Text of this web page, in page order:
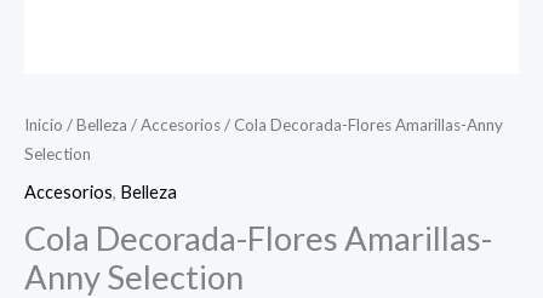
Inicio /Belleza /Accesorios/ Cola Decorada-Flores Amarillas-Anny
Selection
Accesorios, Belleza
Cola Decorada-Flores Amarillas-
Anny Selection